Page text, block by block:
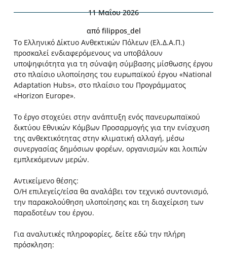
11 Μαΐου 2026
απόfilippos_del
Το Ελληνικό Δίκτυο Ανθεκτικών Πόλεων (Ελ.Δ.Α.Π.)
προσκαλεί ενδιαφερόμενους να υποβάλουν
υποψηφιότητα για τη σύναψη σύμβασης μίσθωσης έργου
στο πλαίσιο υλοποίησης του ευρωπαϊκού έργου «National
Adaptation Hubs», στο πλαίσιο του Προγράμματος
«Horizon Europe».
Το έργο στοχεύει στην ανάπτυξη ενός πανευρωπαϊκού
δικτύου Εθνικών Κόμβων Προσαρμογής για την ενίσχυση
της ανθεκτικότητας στην κλιματική αλλαγή, μέσω
συνεργασίας δημόσιων φορέων, οργανισμών και λοιπών
εμπλεκόμενων μερών.
Αντικείμενο θέσης:
Ο/Η επιλεγείς/είσα θα αναλάβει τον τεχνικό συντονισμό,
την παρακολούθηση υλοποίησης και τη διαχείριση των
παραδοτέων του έργου.
Για αναλυτικές πληροφορίες, δείτε εδώ την πλήρη
πρόσκληση: